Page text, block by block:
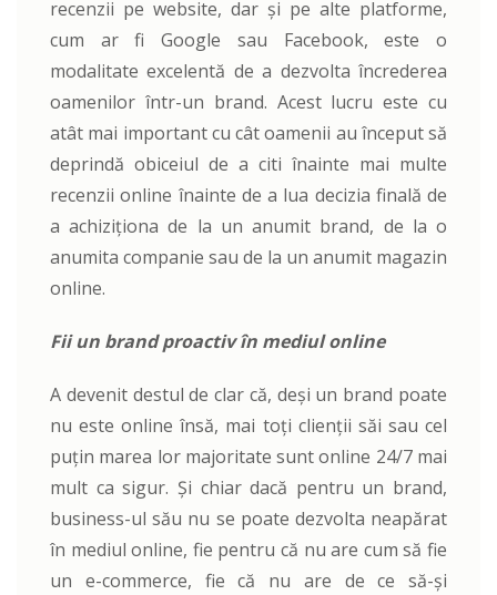
recenzii pe website, dar și pe alte platforme,
cum ar fi Google sau Facebook, este o
modalitate excelentă de a dezvolta încrederea
oamenilor într-un brand. Acest lucru este cu
atât mai important cu cât oamenii au început să
deprindă obiceiul de a citi înainte mai multe
recenzii online înainte de a lua decizia finală de
a achiziționa de la un anumit brand, de la o
anumita companie sau de la un anumit magazin
online.
Fii un brand proactiv în mediul online
A devenit destul de clar că, deși un brand poate
nu este online însă, mai toți clienții săi sau cel
puțin marea lor majoritate sunt online 24/7 mai
mult ca sigur. Și chiar dacă pentru un brand,
business-ul său nu se poate dezvolta neapărat
în mediul online, fie pentru că nu are cum să fie
un e-commerce, fie că nu are de ce să-și